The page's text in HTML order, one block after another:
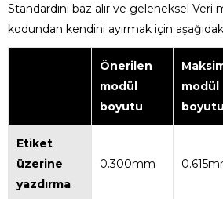
Standardını baz alır ve geleneksel Veri
kodundan kendini ayırmak için
Önerilen
modül
boyutu
modül
boyutu
Etiket
üzerine
yazdırma
0.300mm